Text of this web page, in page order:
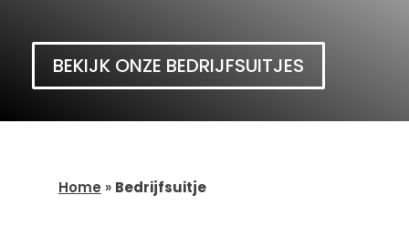
BEKIJK ONZE BEDRIJFSUITJES
Home » Bedrijfsuitje